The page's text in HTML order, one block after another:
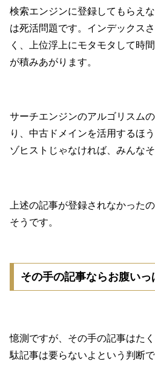
検索エンジンに登録してもらえ
は死活問題です。インデックス
く、上位浮上にモタモタして時
が積みあがります。
サーチエンジンのアルゴリスム
り、中古ドメインを活用するほ
ゾヒストじゃなければ、みんなそ
上述の記事が登録されなかった
そうです。
その手の記事ならお腹いっ
憶測ですが、その手の記事はた
駄記事は要らないよという判断